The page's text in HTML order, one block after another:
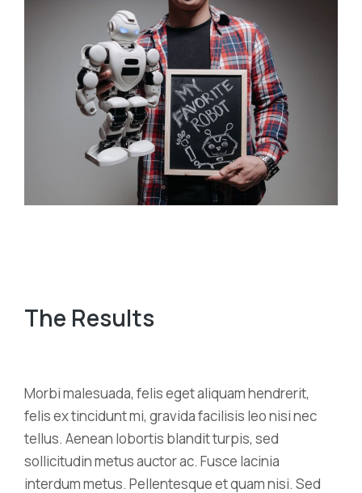
The Results
Morbi malesuada, felis eget aliquam hendrerit,
felis ex tincidunt mi, gravida facilisis leo nisi nec
tellus. Aenean lobortis blandit turpis, sed
sollicitudin metus auctor ac. Fusce lacinia
interdum metus. Pellentesque et quam nisi. Sed